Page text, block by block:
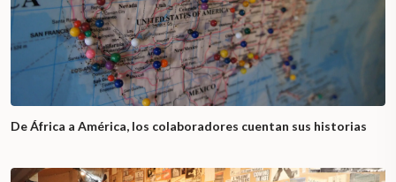
De África a América, los colaboradores cuentan sus historias